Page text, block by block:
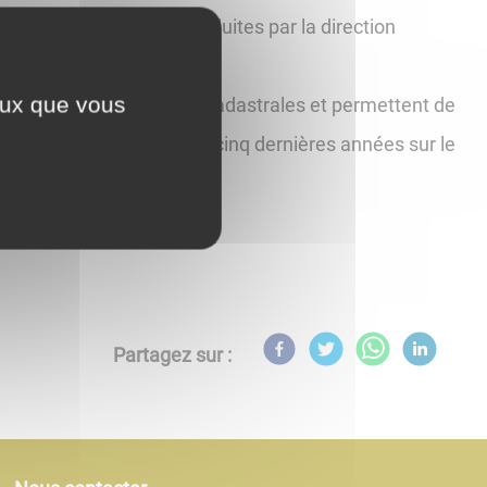
(DVF) publiées et produites par la direction
et des informations cadastrales et permettent de
au cours des cinq dernières années sur le
Partagez sur :
que vous